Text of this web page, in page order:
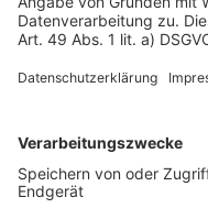
Impressum
Services
Bauprojekt-Quiz